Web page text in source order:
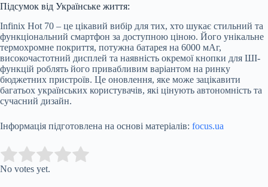
Підсумок від Українське життя:
Infinix Hot 70 – це цікавий вибір для тих, хто шукає стильний та
функціональний смартфон за доступною ціною. Його унікальне
термохромне покриття, потужна батарея на 6000 мАг,
високочастотний дисплей та наявність окремої кнопки для ШІ-
функцій роблять його привабливим варіантом на ринку
бюджетних пристроїв. Це оновлення, яке може зацікавити
багатьох українських користувачів, які цінують автономність та
сучасний дизайн.
Інформація підготовлена на основі матеріалів: focus.ua
Rate this item:
No votes yet.